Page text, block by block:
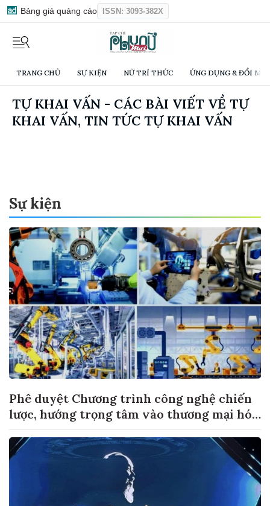
Bảng giá quảng cáo ISSN: 3093-382X
TRANG CHỦ SỰ KIỆN NỮ TRÍ THỨC ỨNG DỤNG & ĐỔI
TỰ KHAI VẤN - CÁC BÀI VIẾT VỀ TỰ
KHAI VẤN, TIN TỨC TỰ KHAI VẤN
Sự kiện
Phê duyệt Chương trình công nghệ chiến
lược, hướng trọng tâm vào thương mại hóa